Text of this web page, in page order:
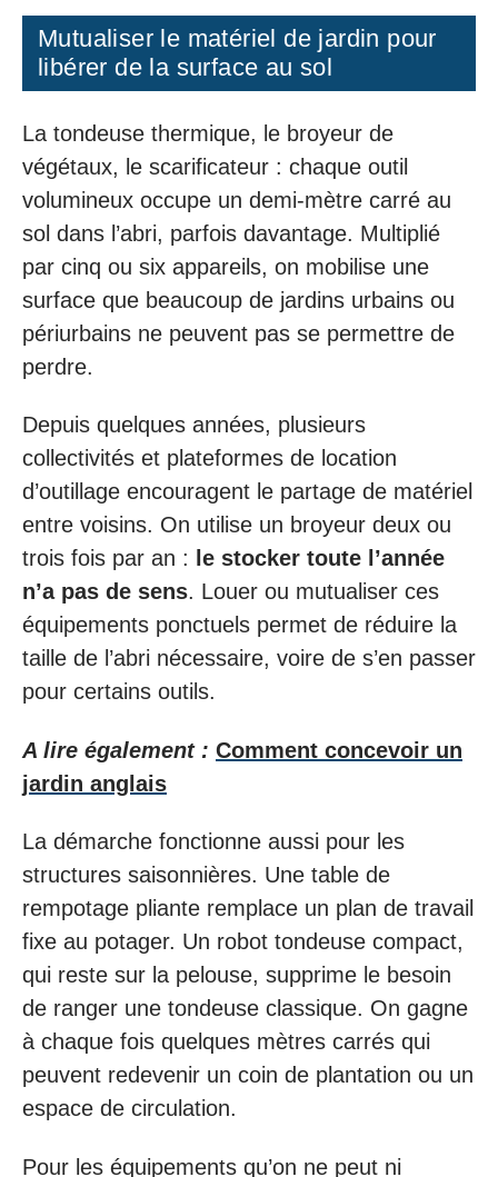
Mutualiser le matériel de jardin pour
libérer de la surface au sol
La tondeuse thermique, le broyeur de
végétaux, le scarificateur : chaque outil
volumineux occupe un demi-mètre carré au
sol dans l’abri, parfois davantage. Multiplié
par cinq ou six appareils, on mobilise une
surface que beaucoup de jardins urbains ou
périurbains ne peuvent pas se permettre de
perdre.
Depuis quelques années, plusieurs
collectivités et plateformes de location
d’outillage encouragent le partage de matériel
entre voisins. On utilise un broyeur deux ou
trois fois par an :
le stocker toute l’année
n’a pas de sens. Louer ou mutualiser ces
équipements ponctuels permet de réduire la
taille de l’abri nécessaire, voire de s’en passer
pour certains outils.
A lire également : Comment concevoir un
jardin anglais
La démarche fonctionne aussi pour les
structures saisonnières. Une table de
rempotage pliante remplace un plan de travail
fixe au potager. Un robot tondeuse compact,
qui reste sur la pelouse, supprime le besoin
de ranger une tondeuse classique. On gagne
à chaque fois quelques mètres carrés qui
peuvent redevenir un coin de plantation ou un
espace de circulation.
Pour les équipements qu’on ne peut ni